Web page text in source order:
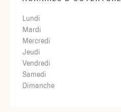
Lundi
Mardi
Mercredi
Jeudi
Vendredi
Samedi
Dimanche